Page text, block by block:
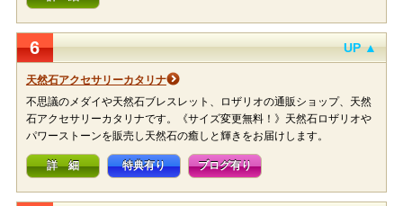
6 UP ▲
天然石アクセサリーカタリナ
不思議のメダイや天然石ブレスレット、ロザリオの通販ショップ、天然
石アクセサリーカタリナです。《サイズ変更無料！》天然石ロザリオや
パワーストーンを販売し天然石の癒しと輝きをお届けします。
詳 細 特典有り ブログ有り